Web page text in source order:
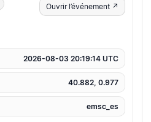
Ouvrir l’événement ↗
2026-08-03 20:19:14 UTC
40.882, 0.977
emsc_es